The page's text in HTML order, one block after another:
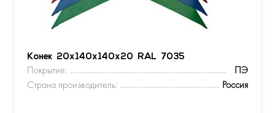
Конек 20х140х140х20 RAL 7035
Покрытие:
ПЭ
Страна производитель:
Россия